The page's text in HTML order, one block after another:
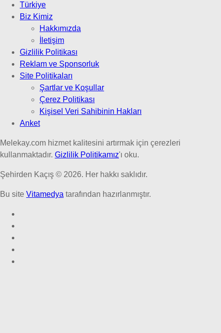
Türkiye
Biz Kimiz
Hakkımızda
İletişim
Gizlilik Politikası
Reklam ve Sponsorluk
Site Politikaları
Şartlar ve Koşullar
Çerez Politikası
Kişisel Veri Sahibinin Hakları
Anket
Melekay.com hizmet kalitesini artırmak için çerezleri
kullanmaktadır. Gizlilik Politikamız'ı oku.
Şehirden Kaçış © 2026. Her hakkı saklıdır.
Bu site Vitamedya tarafından hazırlanmıştır.